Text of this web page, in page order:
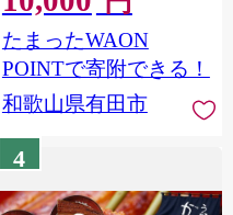
たまったWAON
POINTで寄附できる！
和歌山県有田市
4